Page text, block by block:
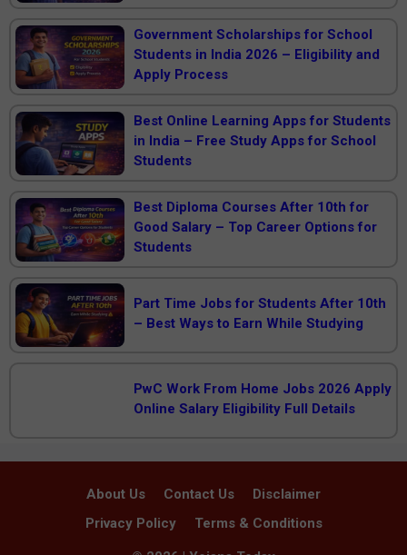
Government Scholarships for School
Students in India 2026 – Eligibility and
Apply Process
Best Online Learning Apps for Students
in India – Free Study Apps for School
Students
Best Diploma Courses After 10th for
Good Salary – Top Career Options for
Students
Part Time Jobs for Students After 10th
– Best Ways to Earn While Studying
PwC Work From Home Jobs 2026 Apply
Online Salary Eligibility Full Details
About Us Contact Us
Disclaimer
Privacy Policy
Terms & Conditions